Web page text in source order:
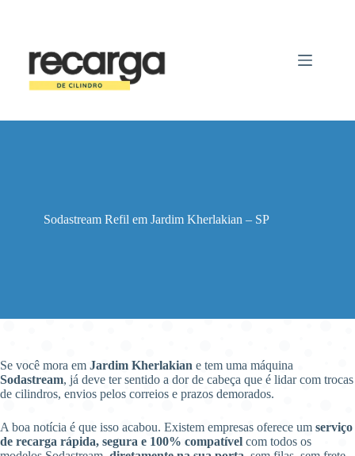
conteúdo
Sodastream Refil em Jardim Kherlakian – SP
Se você mora em Jardim Kherlakian e tem uma máquina
Sodastream, já deve ter sentido a dor de cabeça que é lidar com trocas
de cilindros, envios pelos correios e prazos demorados.
A boa notícia é que isso acabou. Existem empresas oferece um serviço
de recarga rápida, segura e 100% compatível com todos os